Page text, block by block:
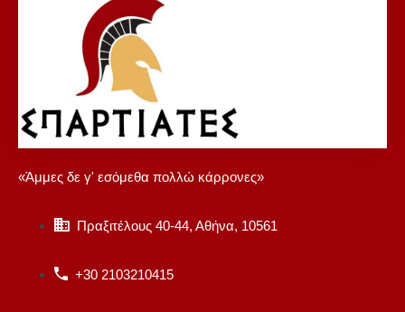
«Άμμες δε γ' εσόμεθα πολλώ κάρρονες»
Πραξιτέλους 40-44, Αθήνα, 10561
+30 2103210415